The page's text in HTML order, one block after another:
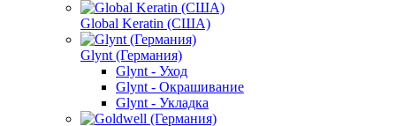
Global Keratin (США)
Glynt (Германия)
Glynt - Уход
Glynt - Окрашивание
Glynt - Укладка